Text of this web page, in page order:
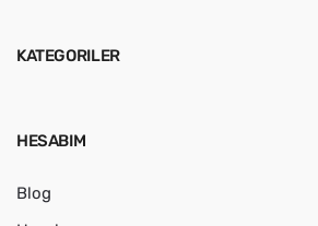
KATEGORILER
HESABIM
Blog